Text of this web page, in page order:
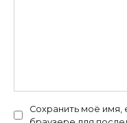
Сохранить моё имя,